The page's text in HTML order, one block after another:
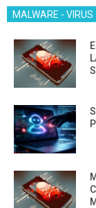
MALWARE - VIRUS